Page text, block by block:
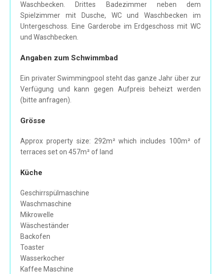
Waschbecken. Drittes Badezimmer neben dem
Spielzimmer mit Dusche, WC und Waschbecken im
Untergeschoss. Eine Garderobe im Erdgeschoss mit WC
und Waschbecken.
Angaben zum Schwimmbad
Ein privater Swimmingpool steht das ganze Jahr über zur
Verfügung und kann gegen Aufpreis beheizt werden
(bitte anfragen).
Grösse
Approx property size: 292m² which includes 100m² of
terraces set on 457m² of land
Küche
Geschirrspülmaschine
Waschmaschine
Mikrowelle
Wäscheständer
Backofen
Toaster
Wasserkocher
Kaffee Maschine